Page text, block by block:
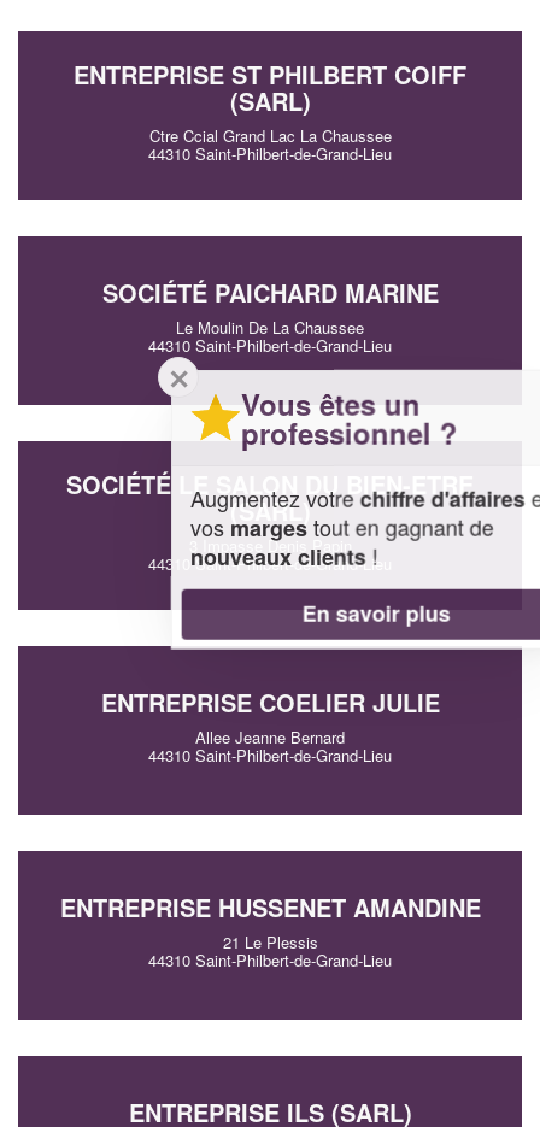
ENTREPRISE ST PHILBERT COIFF
(SARL)
Ctre Ccial Grand Lac La Chaussee
44310 Saint-Philbert-de-Grand-Lieu
SOCIÉTÉ PAICHARD MARINE
Le Moulin De La Chaussee
44310 Saint-Philbert-de-Grand-Lieu
SOCIÉTÉ LE SALON DU BIEN-ETRE
(SARL)
3 Impasse Denis Papin
44310 Saint-Philbert-de-Grand-Lieu
ENTREPRISE COELIER JULIE
Allee Jeanne Bernard
44310 Saint-Philbert-de-Grand-Lieu
ENTREPRISE HUSSENET AMANDINE
21 Le Plessis
44310 Saint-Philbert-de-Grand-Lieu
ENTREPRISE ILS (SARL)
Vous êtes un
professionnel ?
Augmentez votrechiffre d'affaireset
margestout en gagnant de
nouveaux clients!
En savoir plus